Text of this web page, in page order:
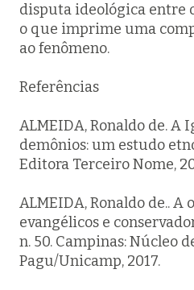
disputa ideológica entre
o que imprime uma
ao fenômeno.
Referências
ALMEIDA, Ronaldo de. A
demônios: um estudo
Editora Terceiro Nome,
ALMEIDA, Ronaldo de.. A
evangélicos e
n. 50. Campinas: Núcleo
Pagu/Unicamp, 2017.